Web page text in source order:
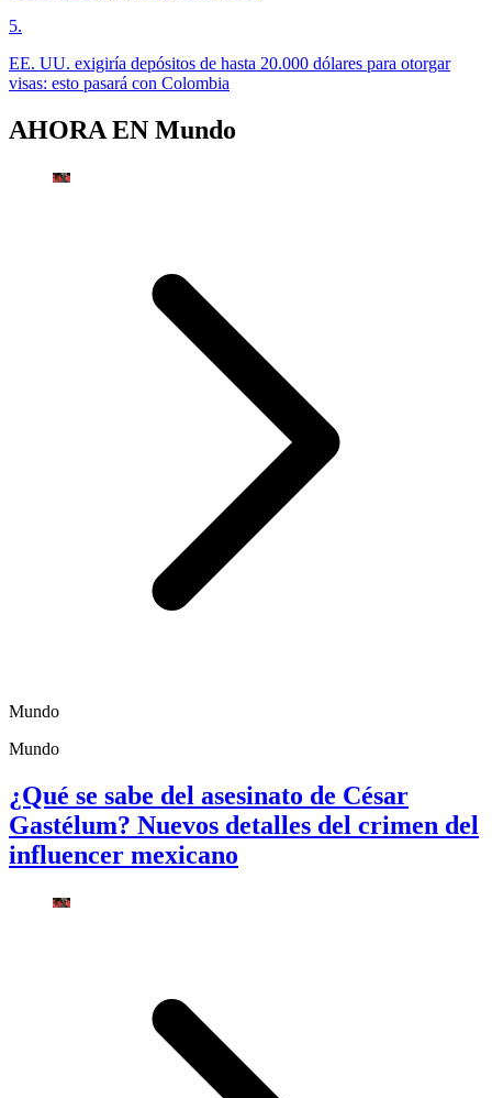
5.
EE. UU. exigiría depósitos de hasta 20.000 dólares para otorgar
visas: esto pasará con Colombia
AHORA EN Mundo
Mundo
Mundo
¿Qué se sabe del asesinato de César
Gastélum? Nuevos detalles del crimen del
influencer mexicano